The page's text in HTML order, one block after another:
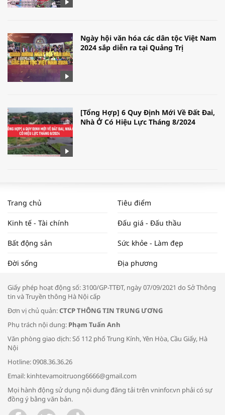
Ngày hội văn hóa các dân tộc Việt Nam
2024 sắp diễn ra tại Quảng Trị
[Tổng Hợp] 6 Quy Định Mới Về Đất Đai,
Nhà Ở Có Hiệu Lực Tháng 8/2024
NAM NĂM 2024 VÀ NĂM 2025 | NHỊP
ĐẬP THỊ TRƯỜNG #62
Tọa đàm “Xúc tiến thương mại: Khơi
Bác sĩ tư vấn cách phòng tránh bệnh
đường hô hấp trong thời tiết giao mùa
Trao yêu thương cho em
Trang chủ Tiêu điểm
Kinh tế - Tài chính Đấu giá - Đấu thầu
Bất động sản Sức khỏe - Làm đẹp
Đời sống Địa phương
Giấy phép hoạt động số: 3100/GP-TTĐT, ngày 07/09/2021 do Sở Thông
tin và Truyền thông Hà Nội cấp
Đơn vị chủ quản:CTCP THÔNG TIN TRUNG ƯƠNG
Phụ trách nội dung: Phạm Tuấn Anh
Văn phòng giao dịch: Số 112 phố Trung Kính, Yên Hòa, Cầu Giấy, Hà
Nội
Hotline: 0908.36.36.26
Email: kinhtevamoitruong6666@gmail.com
Mọi hành động sử dụng nội dung đăng tải trên vninfor.vn phải có sự
đồng ý bằng văn bản.